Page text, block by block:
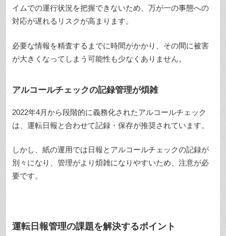
イムでの運行状況を把握できないため、万が一の事態への
対応が遅れるリスクが高まります。
必要な情報を精査するまでに時間がかかり、その間に被害
が大きくなってしまう可能性も少なくありません。
アルコールチェックの記録管理が煩雑
2022年4月から段階的に義務化されたアルコールチェック
は、運転日報と合わせて記録・保存が推奨されています。
しかし、紙の運用では日報とアルコールチェックの記録が
別々になり、管理がより煩雑になりやすいため、注意が必
要です。
運転日報管理の課題を解決するポイント